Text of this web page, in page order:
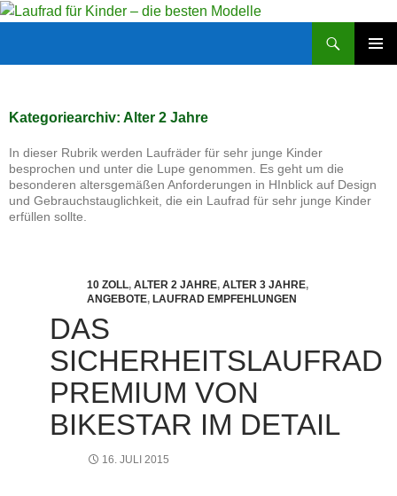
Zum
Laufrad für Kinder – die besten Modelle
Kategoriearchiv: Alter 2 Jahre
In dieser Rubrik werden Laufräder für sehr junge Kinder
besprochen und unter die Lupe genommen. Es geht um die
besonderen altersgemäßen Anforderungen in HInblick auf Design
und Gebrauchstauglichkeit, die ein Laufrad für sehr junge Kinder
erfüllen sollte.
10 ZOLL, ALTER 2 JAHRE, ALTER 3 JAHRE,
ANGEBOTE, LAUFRAD EMPFEHLUNGEN
DAS
SICHERHEITSLAUFRAD
PREMIUM VON
BIKESTAR IM DETAIL
16. JULI 2015